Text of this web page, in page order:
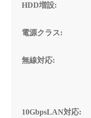
HDD増設:
電源クラス:
無線対応:
10GbpsLAN対応: